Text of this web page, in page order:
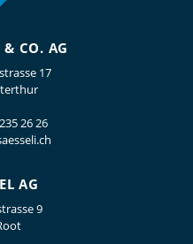
& CO. AG
17
26 26
AG
9